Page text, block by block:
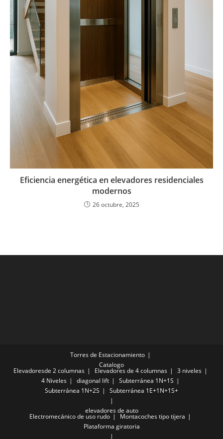
Eficiencia energética en elevadores residenciales
modernos
26 octubre, 2025
Torres de Estacionamiento
Catalogo
Elevadoresde 2 columnas Elevadores de 4 columnas
3 niveles
4 Niveles
diagonal lift
Subterránea 1N+1S
Subterránea 1N+2S
Subterránea 1E+1N+1S+
elevadores de auto
Electromecánico de uso rudo
Montacoches tipo tijera
Plataforma giratoria